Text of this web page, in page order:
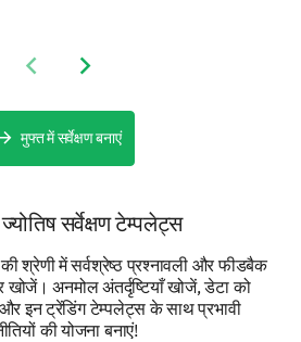
deeper into your specific
Previous slide
Next slide
मुफ्त में सर्वेक्षण बनाएं
सर्वेक्षण टेम्पलेट्स
श्रेणी में सर्वश्रेष्ठ प्रश्नावली और फीडबैक
खोजें। अनमोल अंतर्दृष्टियाँ खोजें, डेटा को
इन ट्रेंडिंग टेम्पलेट्स के साथ प्रभावी
की योजना बनाएं!